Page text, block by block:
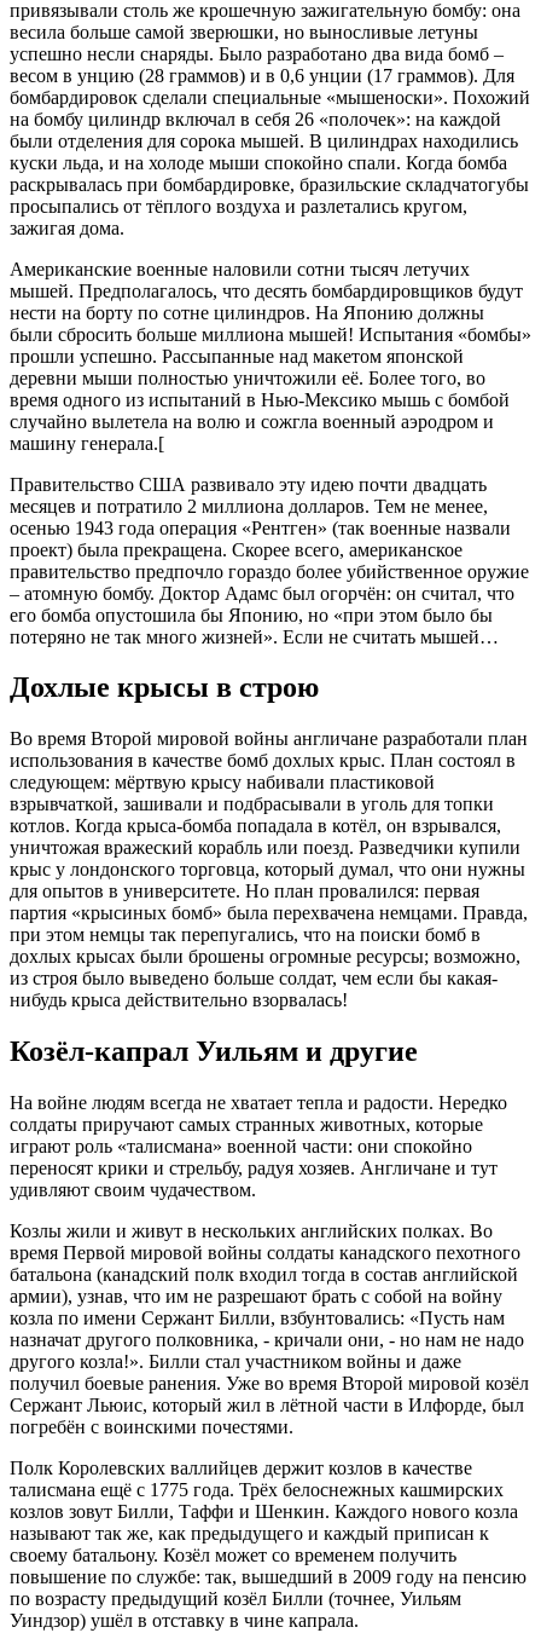
привязывали столь же крошечную зажигательную бомбу: она
весила больше самой зверюшки, но выносливые летуны
успешно несли снаряды. Было разработано два вида бомб –
весом в унцию (28 граммов) и в 0,6 унции (17 граммов). Для
бомбардировок сделали специальные «мышеноски». Похожий
на бомбу цилиндр включал в себя 26 «полочек»: на каждой
были отделения для сорока мышей. В цилиндрах находились
куски льда, и на холоде мыши спокойно спали. Когда бомба
раскрывалась при бомбардировке, бразильские складчатогубы
просыпались от тёплого воздуха и разлетались кругом,
зажигая дома.
Американские военные наловили сотни тысяч летучих
мышей. Предполагалось, что десять бомбардировщиков будут
нести на борту по сотне цилиндров. На Японию должны
были сбросить больше миллиона мышей! Испытания «бомбы»
прошли успешно. Рассыпанные над макетом японской
деревни мыши полностью уничтожили её. Более того, во
время одного из испытаний в Нью-Мексико мышь с бомбой
случайно вылетела на волю и сожгла военный аэродром и
машину генерала.[
Правительство США развивало эту идею почти двадцать
месяцев и потратило 2 миллиона долларов. Тем не менее,
осенью 1943 года операция «Рентген» (так военные назвали
проект) была прекращена. Скорее всего, американское
правительство предпочло гораздо более убийственное оружие
– атомную бомбу. Доктор Адамс был огорчён: он считал, что
его бомба опустошила бы Японию, но «при этом было бы
потеряно не так много жизней». Если не считать мышей…
Дохлые крысы в строю
Во время Второй мировой войны англичане разработали план
использования в качестве бомб дохлых крыс. План состоял в
следующем: мёртвую крысу набивали пластиковой
взрывчаткой, зашивали и подбрасывали в уголь для топки
котлов. Когда крыса-бомба попадала в котёл, он взрывался,
уничтожая вражеский корабль или поезд. Разведчики купили
крыс у лондонского торговца, который думал, что они нужны
для опытов в университете. Но план провалился: первая
партия «крысиных бомб» была перехвачена немцами. Правда,
при этом немцы так перепугались, что на поиски бомб в
дохлых крысах были брошены огромные ресурсы; возможно,
из строя было выведено больше солдат, чем если бы какая-
нибудь крыса действительно взорвалась!
Козёл-капрал Уильям и другие
На войне людям всегда не хватает тепла и радости. Нередко
солдаты приручают самых странных животных, которые
играют роль «талисмана» военной части: они спокойно
переносят крики и стрельбу, радуя хозяев. Англичане и тут
удивляют своим чудачеством.
Козлы жили и живут в нескольких английских полках. Во
время Первой мировой войны солдаты канадского пехотного
батальона (канадский полк входил тогда в состав английской
армии), узнав, что им не разрешают брать с собой на войну
козла по имени Сержант Билли, взбунтовались: «Пусть нам
назначат другого полковника, - кричали они, - но нам не надо
другого козла!». Билли стал участником войны и даже
получил боевые ранения. Уже во время Второй мировой козёл
Сержант Льюис, который жил в лётной части в Илфорде, был
погребён с воинскими почестями.
Полк Королевских валлийцев держит козлов в качестве
талисмана ещё с 1775 года. Трёх белоснежных кашмирских
козлов зовут Билли, Таффи и Шенкин. Каждого нового козла
называют так же, как предыдущего и каждый приписан к
своему батальону. Козёл может со временем получить
повышение по службе: так, вышедший в 2009 году на пенсию
по возрасту предыдущий козёл Билли (точнее, Уильям
Уиндзор) ушёл в отставку в чине капрала.